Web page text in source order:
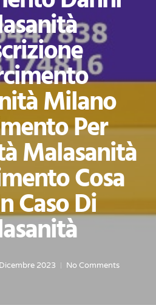
Milano
Per
Malasanità
Cosa
Caso Di
2023 No Comments